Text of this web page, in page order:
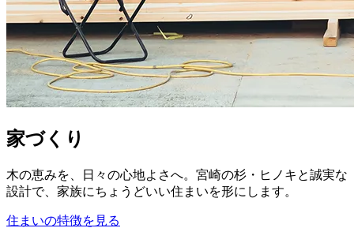
家づくり
木の恵みを、日々の心地よさへ。宮崎の杉・ヒノキと誠実な
設計で、家族にちょうどいい住まいを形にします。
住まいの特徴を見る